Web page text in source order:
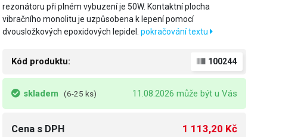
rezonátoru při plném vybuzení je 50W. Kontaktní plocha
vibračního monolitu je uzpůsobena k lepení pomocí
dvousložkových epoxidových lepidel.pokračování textu
Kód produktu: 100244
skladem (6-25 ks) 11.08.2026 může být u Vás
Cena s DPH 1 113,20 Kč